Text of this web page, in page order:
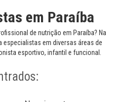
em Paraíba
de nutrição em Paraíba? Na
especialistas em diversas áreas de
esportivo, infantil e funcional.